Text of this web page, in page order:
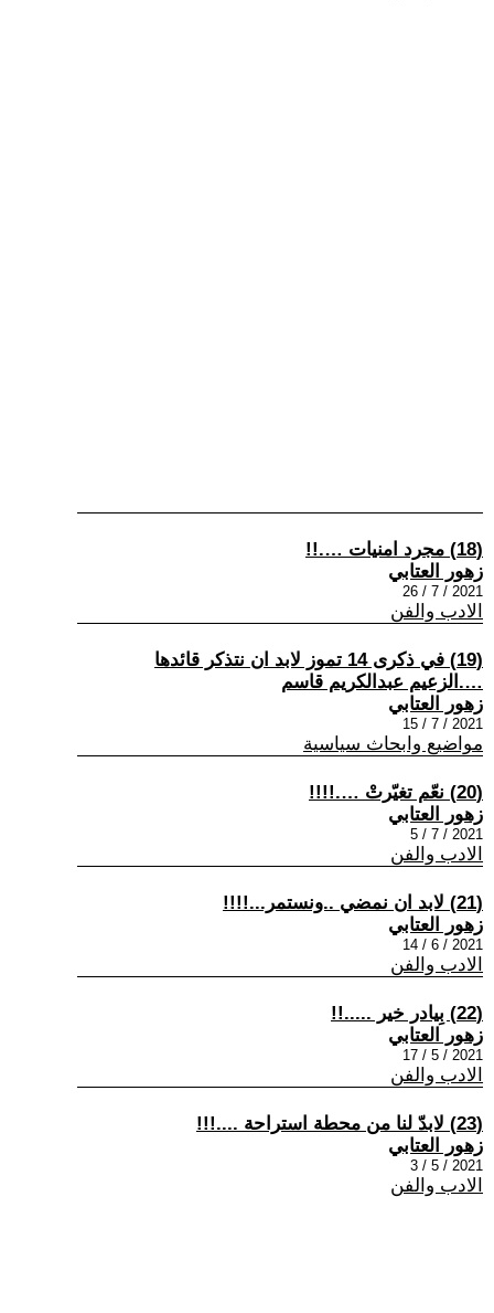
(18) مجرد امنيات ….!!
زهور العتابي
2021 / 7 / 26
الادب والفن
(19) في ذكرى 14 تموز لابد ان نتذكر قائدها
….الزعيم عبدالكريم قاسم
زهور العتابي
2021 / 7 / 15
مواضيع وابحاث سياسية
(20) نعّم تغيّرتْ ….!!!!
زهور العتابي
2021 / 7 / 5
الادب والفن
(21) لابد ان نمضي ..ونستمر...!!!!
زهور العتابي
2021 / 6 / 14
الادب والفن
(22) بِيادر خير .....!!
زهور العتابي
2021 / 5 / 17
الادب والفن
(23) لابدّ لنا من محطة استراحة ....!!!
زهور العتابي
2021 / 5 / 3
الادب والفن